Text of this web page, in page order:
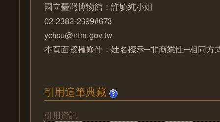
國立臺灣博物館：許毓純小姐
02-2382-2699#673
ychsu@ntm.gov.tw
本頁面授權條件：姓名標示─非商業性─相同方
引用這筆典藏
引用資訊